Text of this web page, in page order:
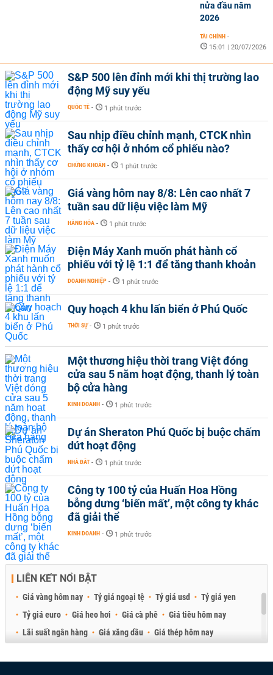
nửa đầu năm
2026
TÀI CHÍNH -
15:01 | 20/07/2026
S&P 500 lên đỉnh mới khi thị trường lao
động Mỹ suy yếu
QUỐC TẾ - 1 phút trước
Sau nhịp điều chỉnh mạnh, CTCK nhìn
thấy cơ hội ở nhóm cổ phiếu nào?
CHỨNG KHOÁN - 1 phút trước
Giá vàng hôm nay 8/8: Lên cao nhất 7
tuần sau dữ liệu việc làm Mỹ
HÀNG HÓA - 1 phút trước
Điện Máy Xanh muốn phát hành cổ
phiếu với tỷ lệ 1:1 để tăng thanh khoản
DOANH NGHIỆP - 1 phút trước
Quy hoạch 4 khu lấn biển ở Phú Quốc
THỜI SỰ - 1 phút trước
Một thương hiệu thời trang Việt đóng
cửa sau 5 năm hoạt động, thanh lý toàn
bộ cửa hàng
KINH DOANH - 1 phút trước
Dự án Sheraton Phú Quốc bị buộc chấm
dứt hoạt động
NHÀ ĐẤT - 1 phút trước
Công ty 100 tỷ của Huấn Hoa Hồng
bỗng dưng ‘biến mất’, một công ty khác
đã giải thể
KINH DOANH - 1 phút trước
LIÊN KẾT NỔI BẬT
Giá vàng hôm nay Tỷ giá ngoại tệ Tỷ giá usd
Tỷ giá yen
Tỷ giá euro
Giá heo hơi Giá cà phê
Giá tiêu hôm nay
Lãi suất ngân hàng
Giá xăng dầu
Giá thép hôm nay